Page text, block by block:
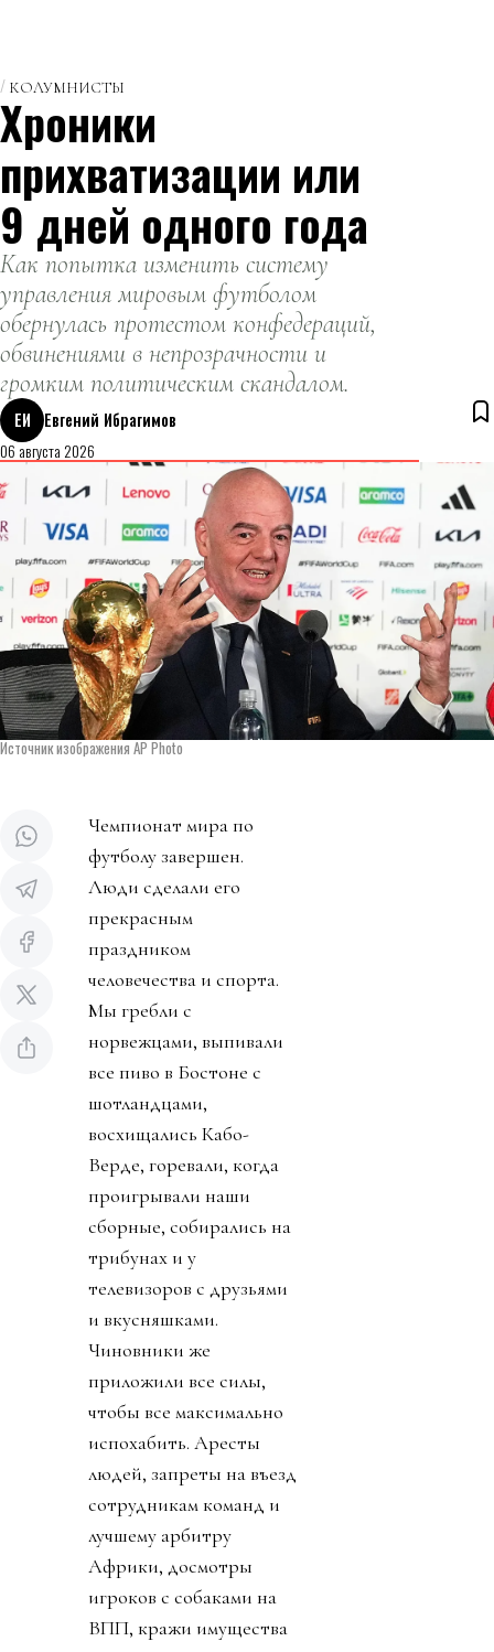
КОЛУМНИСТЫ
Хроники
прихватизации или
9 дней одного года
Как попытка изменить систему
управления мировым футболом
обернулась протестом конфедераций,
обвинениями в непрозрачности и
громким политическим скандалом.
ЕИ
Евгений Ибрагимов
06 августа 2026
Источник изображения AP Photo
Чемпионат мира по
футболу завершен.
Люди сделали его
прекрасным
праздником
человечества и спорта.
Мы гребли с
норвежцами, выпивали
все пиво в Бостоне с
шотландцами,
восхищались Кабо-
Верде, горевали, когда
проигрывали наши
сборные, собирались на
трибунах и у
телевизоров с друзьями
и вкусняшками.
Чиновники же
приложили все силы,
чтобы все максимально
испохабить. Аресты
людей, запреты на въезд
сотрудникам команд и
лучшему арбитру
Африки, досмотры
игроков с собаками на
ВПП, кражи имущества